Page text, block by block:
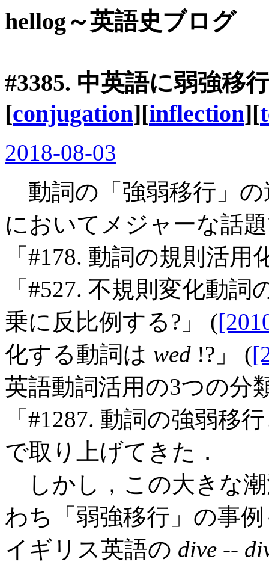
hellog～英語史ブログ
#3385. 中英語に弱強移
[conjugation][inflection][
2018-08-03
動詞の「強弱移行」の
においてメジャーな話
「#178. 動詞の規則活用
「#527. 不規則変化動
乗に反比例する?」 (
化する動詞は wed !?」 (
英語動詞活用の3つの分
「#1287. 動詞の強弱移
で取り上げてきた．
しかし，この大きな
わち「弱強移行」の事
イギリス英語の dive --